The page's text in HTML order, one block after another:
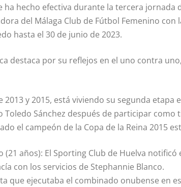
ha hecho efectiva durante la tercera jornada
del Málaga Club de Fútbol Femenino con
hasta el 30 de junio de 2023.
destaca por su reflejos en el uno contra
2013 y 2015, está viviendo su segunda
Toledo Sánchez después de participar como
el campeón de la Copa de la Reina 2015
(21 años): El Sporting Club de Huelva
con los servicios de Stephannie Blanco.
que ejecutaba el combinado onubense en